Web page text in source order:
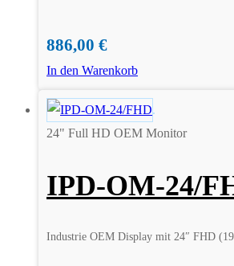
886,00 €
In den Warenkorb
24" Full HD OEM Monitor
IPD-OM-24/
Industrie OEM Display mit 24″ FHD